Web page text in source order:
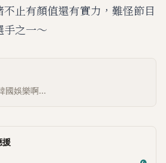
止有顏值還有實力，難怪節目
手之一～
國娛樂啊...
援